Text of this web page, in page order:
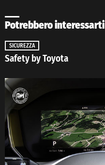
Potrebbero interessarti
SICUREZZA
Safety by Toyota